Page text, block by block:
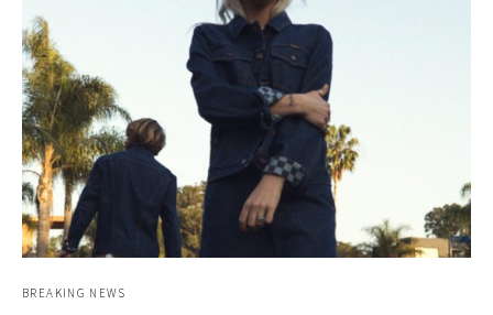
BREAKING NEWS